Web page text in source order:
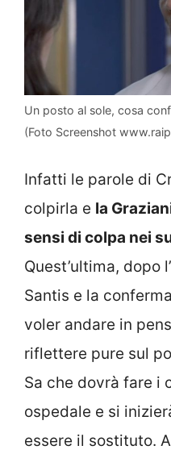
Un posto al sole, cosa
(Foto Screenshot
Infatti le parole di
colpirla e la
sensi di colpa nei
Quest’ultima, dopo
Santis e la
voler andare in
riflettere pure sul
Sa che dovrà fare i
ospedale e si
essere il sostituto.